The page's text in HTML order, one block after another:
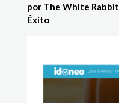
por The White Rabbit
Éxito